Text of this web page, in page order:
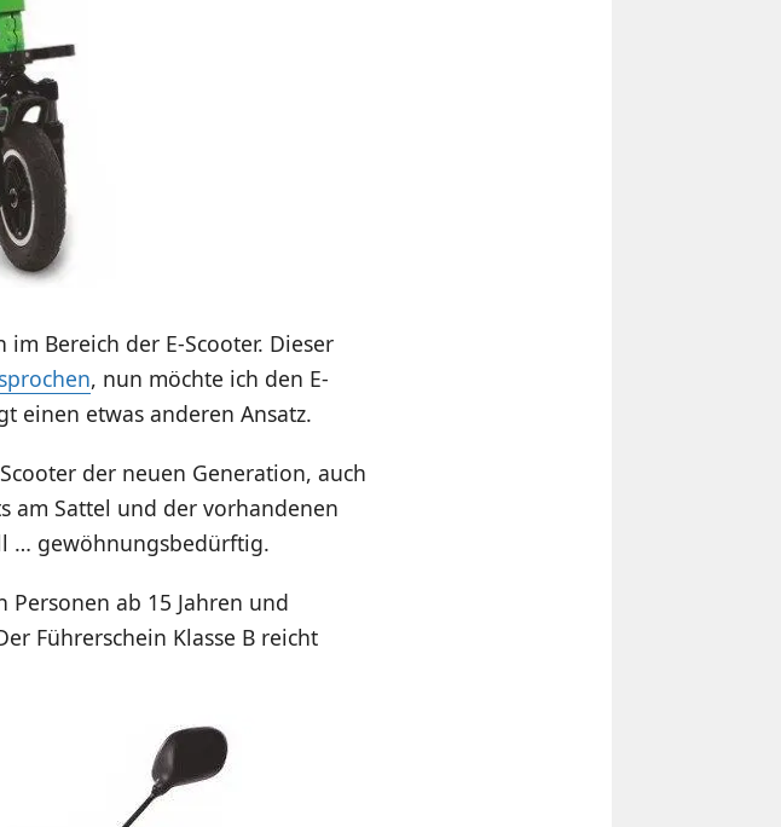
Bereich der E-Scooter. Dieser
, nun möchte ich den E-
einen etwas anderen Ansatz.
der neuen Generation, auch
am Sattel und der vorhandenen
… gewöhnungsbedürftig.
ab 15 Jahren und
Führerschein Klasse B reicht